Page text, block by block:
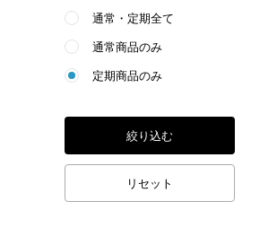
通常・定期全て
通常商品のみ
定期商品のみ
絞り込む
リセット